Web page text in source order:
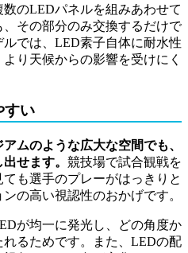
のLEDパネルを組みあわせて
その部分のみ交換するだけで
では、LED素子自体に耐水性
り天候からの影響を受けにく
すい
アムのような広大な空間でも、
せます。 競技場で試合観戦を
も選手のプレーがはっきりと
の高い視認性のおかげです。
が均一に発光し、どの角度か
るためです。また、LEDの配